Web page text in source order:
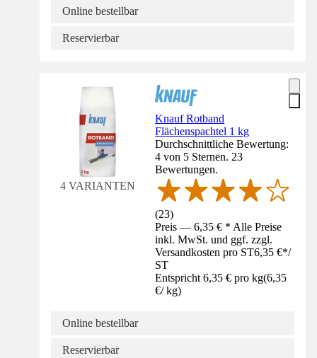
Online bestellbar
Reservierbar
4 VARIANTEN
Knauf Rotband
Flächenspachtel 1 kg
Durchschnittliche Bewertung:
4 von 5 Sternen. 23
Bewertungen.
(23)
Preis — 6,35 € * Alle Preise
inkl. MwSt. und ggf. zzgl.
Versandkosten pro ST6,35 €*/
ST
Entspricht 6,35 € pro kg(6,35
€/ kg)
Online bestellbar
Reservierbar